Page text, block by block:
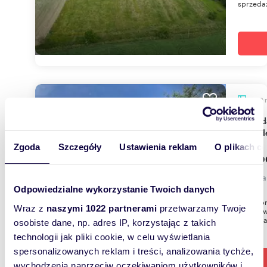
Zgoda Szczegóły Ustawienia reklam O plikach
Odpowiedzialne wykorzystanie Twoich danych
Wraz z naszymi 1022 partnerami przetwarzamy Twoje
osobiste dane, np. adres IP, korzystając z takich
technologii jak pliki cookie, w celu wyświetlania
spersonalizowanych reklam i treści, analizowania tychże,
1430
Sprzedam działkę budowlaną 1430 m² z
279
Agent